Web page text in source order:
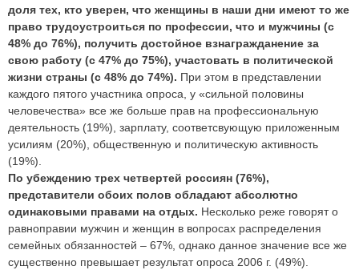
доля тех, кто уверен, что женщины в наши дни имеют то же
право трудоустроиться по профессии, что и мужчины (с
48% до 76%), получить достойное взнагражданение за
свою работу (с 47% до 75%), участовать в политической
жизни страны (с 48% до 74%). При этом в представлении
каждого пятого участника опроса, у «сильной половины
человечества» все же больше прав на профессиональную
деятельность (19%), зарплату, соответсвующую приложенным
усилиям (20%), общественную и политическую активность
(19%).
По убеждению трех четвертей россиян (76%),
представители обоих полов обладают абсолютно
одинаковыми правами на отдых. Несколько реже говорят о
равноправии мужчин и женщин в вопросах распределения
семейных обязанностей – 67%, однако данное значение все же
существенно превышает результат опроса 2006 г. (49%).